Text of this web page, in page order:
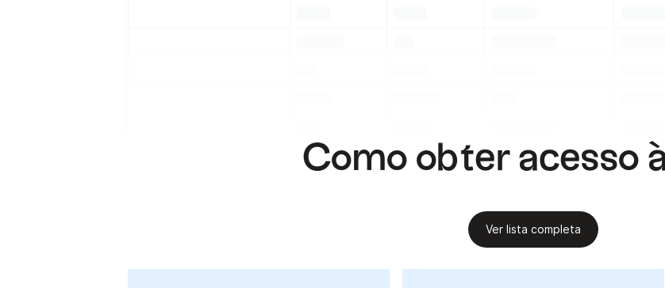
Como obter acesso
Ver lista completa